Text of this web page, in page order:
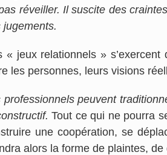
réveiller. Il suscite des
jugements.
« jeux relationnels »
les personnes, leurs visions
professionnels peuvent
Tout ce qui ne pourra
une coopération, se
alors la forme de plaintes,